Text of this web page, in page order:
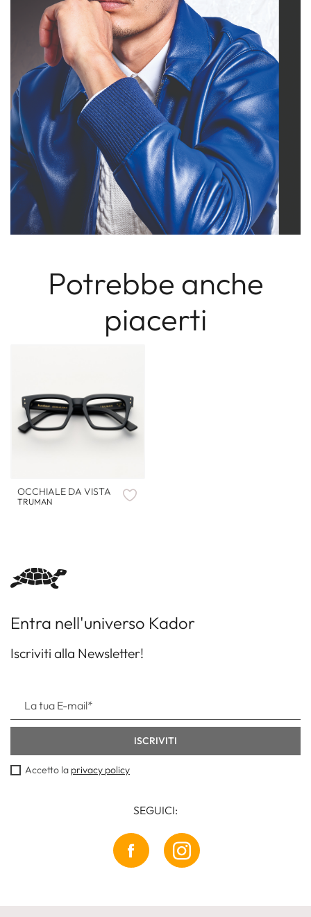
Potrebbe anche
piacerti
OCCHIALE DA VISTA
TRUMAN
Entra nell'universo Kador
Iscriviti alla Newsletter!
Accetto la privacy policy
SEGUICI: